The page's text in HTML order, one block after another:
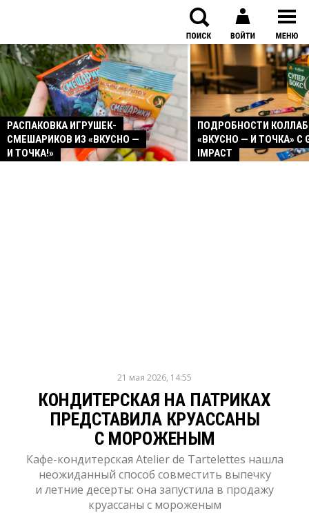
РАСПАКОВКА ИГРУШЕК-
СМЕШАРИКОВ ИЗ «ВКУСНО —
И ТОЧКА!»
ПОДРОБНОСТИ
«ВКУСНО — И ТОЧКА» С
IMPACT
21 мая 2026, 14:55
КОНДИТЕРСКАЯ НА ПАТРИКАХ
ПРЕДСТАВИЛА КРУАССАНЫ
С МОРОЖЕНЫМ
Кафе-кондитерская Atelier de Tartelettes нашла
неожиданный способ совместить выпечку
и летние десерты: она запустила в продажу
круассаны с мороженым